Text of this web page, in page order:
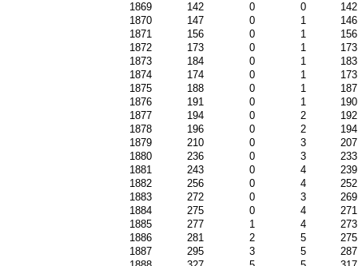
1869
142 0 0
142
1870
147 0 1
146
1871
156 0 1
156
1872
173 0 1
173
1873
184 0 1
183
1874
174 0 1
173
1875
188 0 1
187
1876
191 0 1
190
1877
194 0 2
192
1878
196 0 2
194
1879
210 0 3
207
1880
236 0 3
233
1881
243 0 4
239
1882
256 0 4
252
1883
272 0 3
269
1884
275 0 4
271
1885
277 1 4
273
1886
281 2 5
275
1887
295 3 5
287